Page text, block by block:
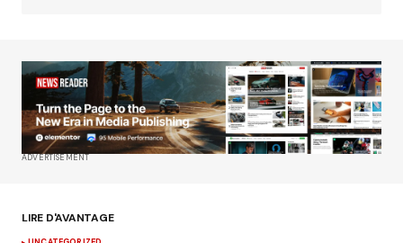
Your Name*
Your E-mail*
ADVERTISEMENT
LIRE D'AVANTAGE